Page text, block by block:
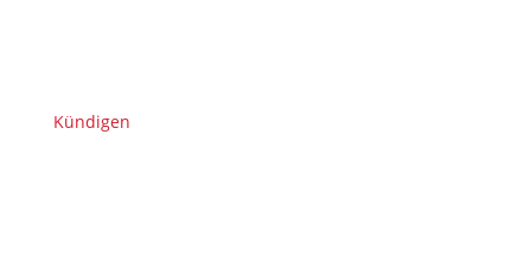
Kündigen